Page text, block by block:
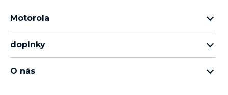
Motorola
rad moto g
doplnky
O nás